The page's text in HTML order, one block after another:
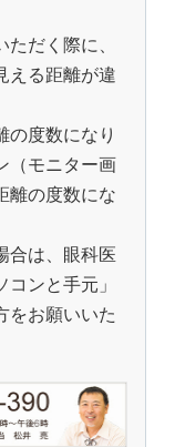
だく際に、
える距離が違
の度数になり
（モニター画
離の度数にな
合は、眼科医
ンと手元」
をお願いいた